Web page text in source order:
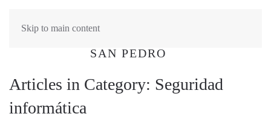
Skip to main content
Articles in Category: Seguridad
informática